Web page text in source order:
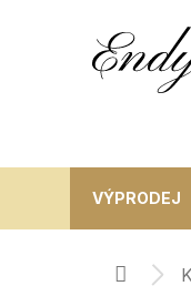
VÝPRODEJ
domů